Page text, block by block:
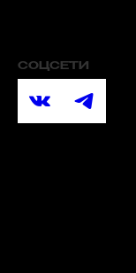
СОЦСЕТИ